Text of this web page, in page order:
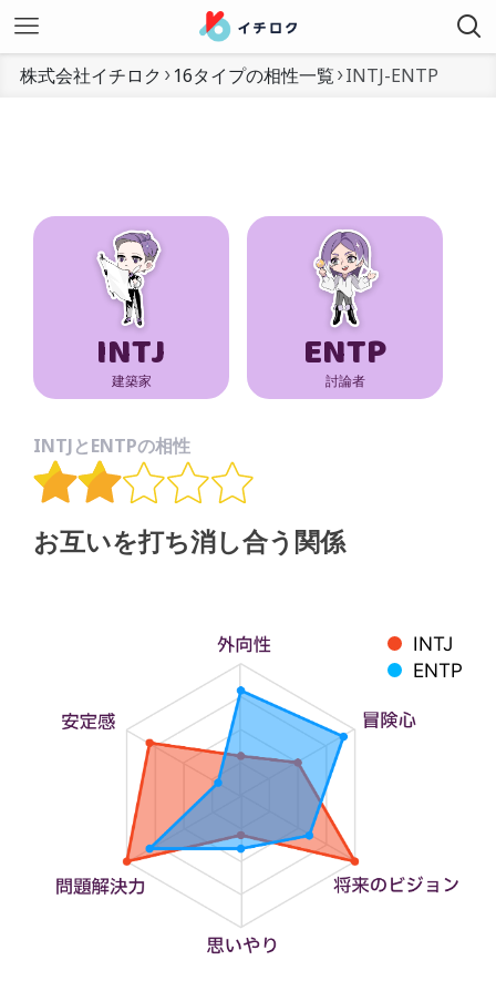
株式会社イチロク 16タイプの相性一覧 INTJ-ENTP
INTJ
建築家 ENTP
討論者
INTJとENTPの相性
お互いを打ち消し合う関係
INTJ
ENTP